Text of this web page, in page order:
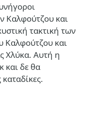
Καλφούτζου και
τακτική των
Καλφούτζου και
Χλύκα. Αυτή η
και δε θα